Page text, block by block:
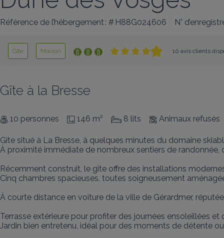
Référence de l’hébergement : # H88G024606 N°
Gîte Maison 10 avis clients
Gîte à la Bresse
10 personnes 146 m² 8 lits Animaux refusés
Gîte situé à La Bresse, à quelques minutes du domaine
À proximité immédiate de nombreux sentiers de
Récemment construit, le gîte offre des installations
Cinq chambres spacieuses, toutes soigneusement
À courte distance en voiture de la ville de Gérardmer,
Terrasse extérieure pour profiter des journées ensoleillées et
Jardin bien entretenu, idéal pour des moments de détente ou